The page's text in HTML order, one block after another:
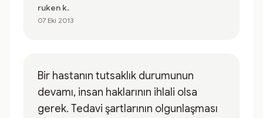
ruken k.
07 Eki 2013
Bir hastanın tutsaklık durumunun
devamı, insan haklarının ihlali olsa
gerek. Tedavi şartlarının olgunlaşması